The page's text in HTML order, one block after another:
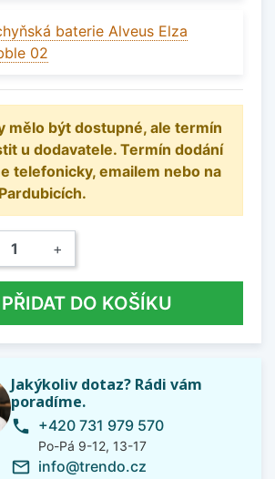
baterie Alveus Elza
02
mělo být dostupné, ale termín
u dodavatele. Termín dodání
telefonicky, emailem nebo na
+
PŘIDAT DO KOŠÍKU
Jakýkoliv dotaz? Rádi vám
poradíme.
phone +420 731 979 570
Po-Pá 9-12, 13-17
mail_outline info@trendo.cz